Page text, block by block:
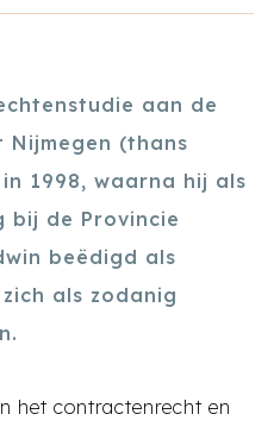
aan de
Nijmegen (thans
1998, waarna hij als
bij de Provincie
beëdigd als
als zodanig
het contractenrecht en